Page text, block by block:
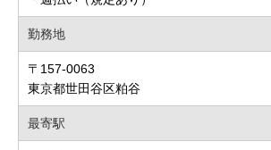
勤務地
〒157-0063
東京都世田谷区粕谷
最寄駅